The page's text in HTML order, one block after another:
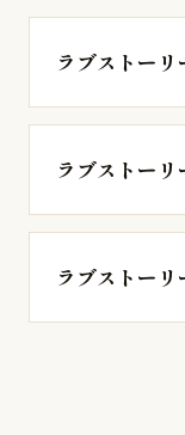
ラブストー
ラブストー
ラブストー